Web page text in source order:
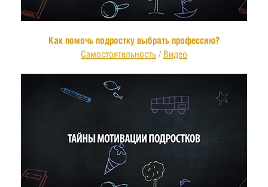
Как помочь подростку выбрать профессию?
Самостоятельность / Видео